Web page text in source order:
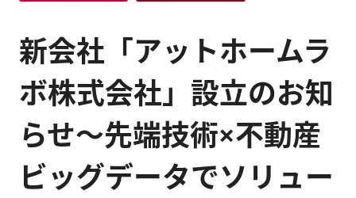
サステナビリティ
健康経営
DX戦略
CM・動画紹介
ランキング
メディア掲載情報
不動産業務支援サービス
障がい者採用情報
新会社「アットホームラ
ボ株式会社」設立のお知
らせ～先端技術×不動産
ビッグデータでソリュー